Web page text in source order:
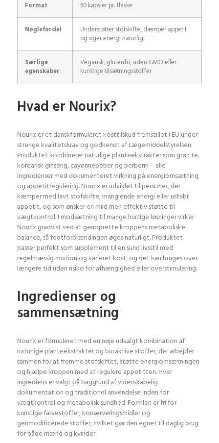
Format 60 kapsler pr. flaske
Nøglefordel
Understøtter stofskifte, dæmper appetit
og øger energi naturligt
Særlige
egenskaber
Vegansk, glutenfri, uden GMO eller
kunstige tilsætningsstoffer
Hvad er Nourix?
Nourix er et danskformuleret kosttilskud fremstillet i EU under
strenge kvalitetskrav og godkendt af Lægemiddelstyrelsen.
Produktet kombinerer naturlige planteekstrakter som grøn te,
koreansk ginseng, cayennepeber og berberin – alle
ingredienser med dokumenteret virkning på energiomsætning
og appetitregulering. Nourix er udviklet til personer, der
kæmper med lavt stofskifte, manglende energi eller ustabil
appetit, og som ønsker en mild men effektiv støtte til
vægtkontrol. I modsætning til mange hurtige løsninger virker
Nourix gradvist ved at genoprette kroppens metaboliske
balance, så fedtforbrændingen øges naturligt. Produktet
passer perfekt som supplement til en sund livsstil med
regelmæssig motion og varieret kost, og det kan bruges over
længere tid uden risiko for afhængighed eller overstimulering.
Ingredienser og
sammensætning
Nourix er formuleret med en nøje udvalgt kombination af
naturlige planteekstrakter og bioaktive stoffer, der arbejder
sammen for at fremme stofskiftet, støtte energiomsætningen
og hjælpe kroppen med at regulere appetitten. Hver
ingrediens er valgt på baggrund af videnskabelig
dokumentation og traditionel anvendelse inden for
vægtkontrol og metabolisk sundhed. Formlen er fri for
kunstige farvestoffer, konserveringsmidler og
genmodificerede stoffer, hvilket gør den egnet til daglig brug
for både mænd og kvinder.